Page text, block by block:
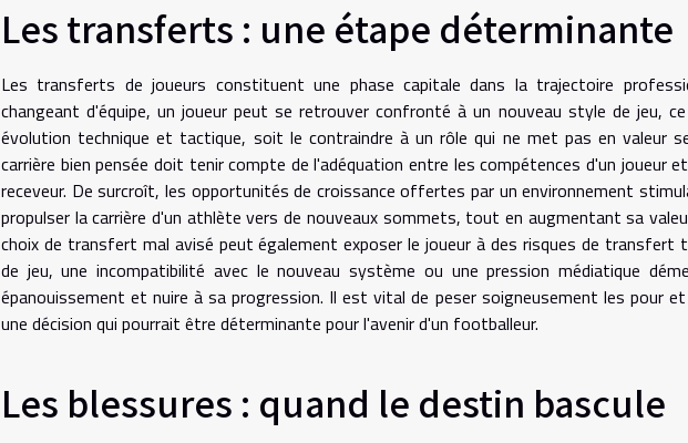
Les transferts : une étape déterminante
Les transferts de joueurs constituent une phase capitale dans la trajectoire
changeant d'équipe, un joueur peut se retrouver confronté à un nouveau style de jeu,
évolution technique et tactique, soit le contraindre à un rôle qui ne met pas en valeur
carrière bien pensée doit tenir compte de l'adéquation entre les compétences d'un joueur
receveur. De surcroît, les opportunités de croissance offertes par un environnement
propulser la carrière d'un athlète vers de nouveaux sommets, tout en augmentant sa
choix de transfert mal avisé peut également exposer le joueur à des risques de transfert
de jeu, une incompatibilité avec le nouveau système ou une pression médiatique
épanouissement et nuire à sa progression. Il est vital de peser soigneusement les pour
une décision qui pourrait être déterminante pour l'avenir d'un footballeur.
Les blessures : quand le destin bascule